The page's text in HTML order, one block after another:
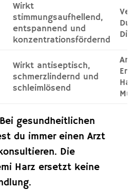
Wirkt
stimmungsaufhellend,
entspannend und
konzentrationsfördernd
Wirkt antiseptisch,
schmerzlindernd und
schleimlösend
Bei gesundheitlichen
du immer einen Arzt
Die
Harz ersetzt keine